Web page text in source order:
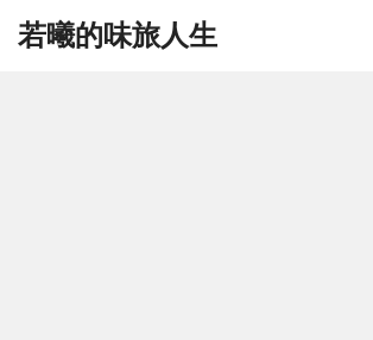
若曦的味旅人生